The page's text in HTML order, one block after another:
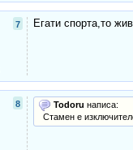
7 Егати спорта,то
8 Todoru написа:
Стамен е